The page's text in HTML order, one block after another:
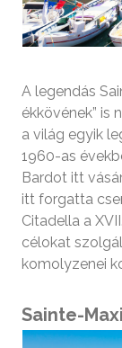
A legendás
ékkövének” is
a világ egyik
1960-as
Bardot itt
itt forgatta
Citadella a
célokat
komolyzenei
Sainte-